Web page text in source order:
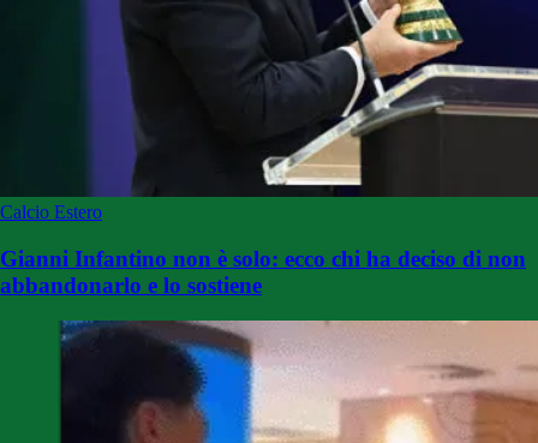
Calcio Estero
Gianni Infantino non è solo: ecco chi ha deciso di non
abbandonarlo e lo sostiene